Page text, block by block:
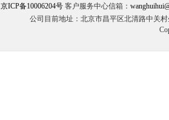
京ICP备10006204号 客户服务中心信箱：
公司目前地址：北京市昌平区北清路中关